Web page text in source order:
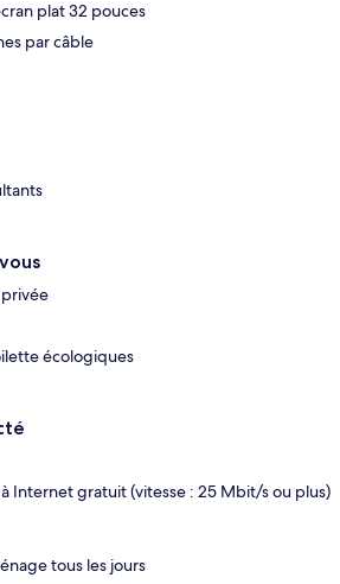
plat 32 pouces
par câble
écologiques
à Internet gratuit (vitesse : 25 Mbit/s ou plus)
tous les jours